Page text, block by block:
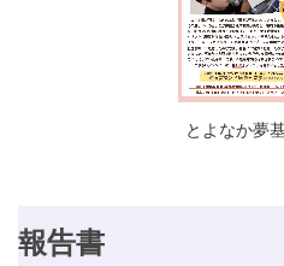
とよなか夢
報告書